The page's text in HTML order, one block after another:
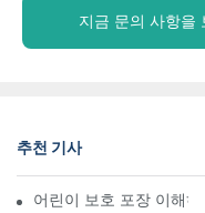
지금 문의 사항을
추천 기사
어린이 보호 포장 이해